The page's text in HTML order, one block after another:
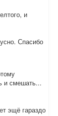
и
Спасибо
и смешать...
эщё гараздо